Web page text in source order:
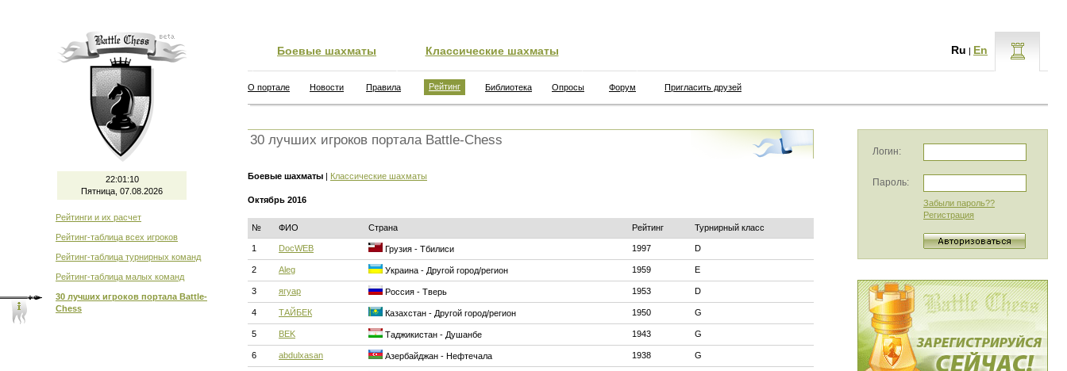
22:01:11
Пятница, 07.08.2026
Рейтинги и их расчет
Рейтинг-таблица всех игроков
Рейтинг-таблица турнирных команд
Рейтинг-таблица малых команд
30 лучших игроков портала Battle-
Chess
Боевые шахматы Классические шахматы Ru | En
О портале Новости Правила Рейтинг Библиотека Опросы Форум Пригласить друзей
30 лучших игроков портала Battle-Chess
Боевые шахматы | Классические шахматы
Октябрь 2016
№ ФИО Страна Рейтинг Турнирный класс
1 DocWEB Грузия - Тбилиси 1997 D
2 Aleg Украина - Другой город/регион 1959 E
3 ягуар Россия - Тверь 1953 D
4 ТАЙБЕК Казахстан - Другой город/регион 1950 G
5 BEK Таджикистан - Душанбе 1943 G
6 abdulxasan Азербайджан - Нефтечала 1938 G
Логин:
Пароль:
Забыли пароль??
Регистрация